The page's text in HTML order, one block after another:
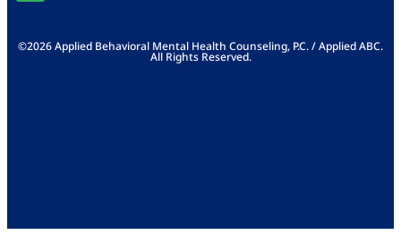
©2026 Applied Behavioral Mental Health Counseling, P.C. / Applied ABC.
All Rights Reserved.